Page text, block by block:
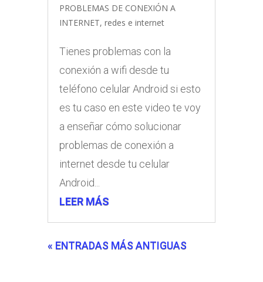
PROBLEMAS DE CONEXIÓN A
INTERNET, redes e internet
Tienes problemas con la
conexión a wifi desde tu
teléfono celular Android si esto
es tu caso en este video te voy
a enseñar cómo solucionar
problemas de conexión a
internet desde tu celular
Android...
LEER MÁS
« ENTRADAS MÁS ANTIGUAS